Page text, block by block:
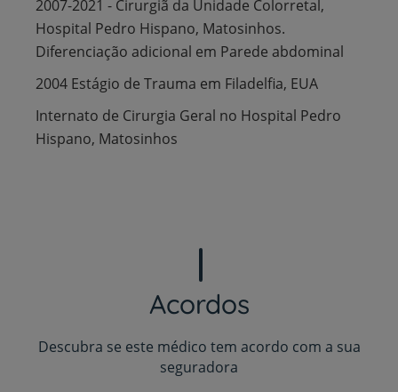
2007-2021 - Cirurgiã da Unidade Colorretal,
Hospital Pedro Hispano, Matosinhos.
Diferenciação adicional em Parede abdominal
2004 Estágio de Trauma em Filadelfia, EUA
Internato de Cirurgia Geral no Hospital Pedro
Hispano, Matosinhos
Acordos
Descubra se este médico tem acordo com a sua
seguradora